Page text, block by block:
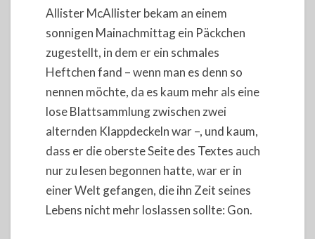
Allister McAllister bekam an einem
sonnigen Mainachmittag ein Päckchen
zugestellt, in dem er ein schmales
Heftchen fand – wenn man es denn so
nennen möchte, da es kaum mehr als eine
lose Blattsammlung zwischen zwei
alternden Klappdeckeln war –, und kaum,
dass er die oberste Seite des Textes auch
nur zu lesen begonnen hatte, war er in
einer Welt gefangen, die ihn Zeit seines
Lebens nicht mehr loslassen sollte: Gon.